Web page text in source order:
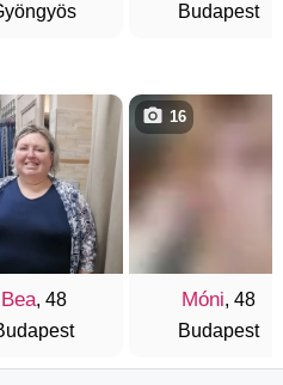
Budapest
Bea, 48
Móni, 48
Budapest
16